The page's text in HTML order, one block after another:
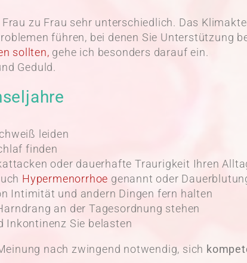
zu Frau sehr unterschiedlich. Das
führen, bei denen Sie Unterstützung
sollten, gehe ich besonders darauf ein.
Geduld.
leiden
finden
oder dauerhafte Traurigkeit Ihren
Hypermenorrhoe genannt oder
Intimität und andern Dingen fern halten
an der Tagesordnung stehen
Inkontinenz Sie belasten
nach zwingend notwendig, sich